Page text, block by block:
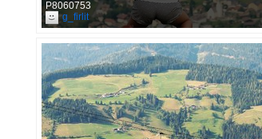
P8060753
g_firlit